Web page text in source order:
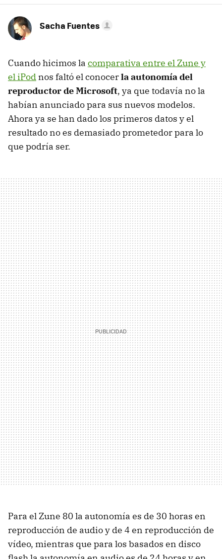
Sacha Fuentes
Cuando hicimos la comparativa entre el Zune y
el iPod nos faltó el conocerla autonomía del
reproductor de Microsoft, ya que todavía no la
habían anunciado para sus nuevos modelos.
Ahora ya se han dado los primeros datos y el
resultado no es demasiado prometedor para lo
que podría ser.
Para el Zune 80 la autonomía es de 30 horas en
reproducción de audio y de 4 en reproducción de
vídeo, mientras que para los basados en disco